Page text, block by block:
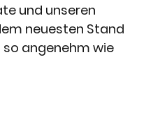
und unseren
neuesten Stand
angenehm wie